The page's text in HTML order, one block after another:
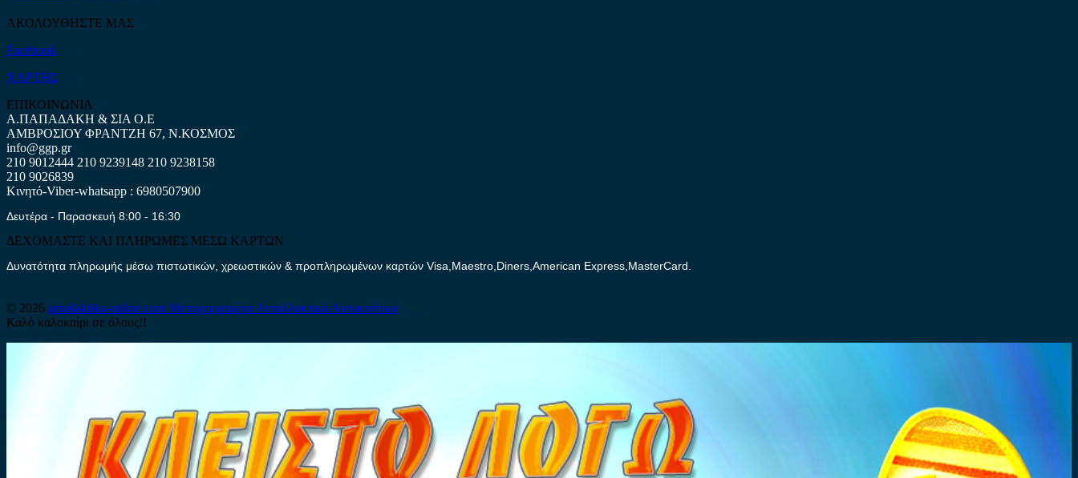
ΑΚΟΛΟΥΘΗΣΤΕ ΜΑΣ
Facebook
ΧΑΡΤΗΣ
ΕΠΙΚΟΙΝΩΝΙΑ
Α.ΠΑΠΑΔΑΚΗ & ΣΙΑ Ο.Ε
ΑΜΒΡΟΣΙΟΥ ΦΡΑΝΤΖΗ 67, Ν.ΚΟΣΜΟΣ
info@ggp.gr
210 9012444 210 9239148 210 9238158
210 9026839
Κινητό-Viber-whatsapp : 6980507900
Δευτέρα - Παρασκευή 8:00 - 16:30
ΔΕΧΟΜΑΣΤΕ ΚΑΙ ΠΛΗΡΩΜΕΣ ΜΕΣΩ ΚΑΡΤΩΝ
Δυνατότητα πληρωμής μέσω πιστωτικών, χρεωστικών & προπληρωμένων καρτών Visa,Maestro,Diners,American Express,MasterCard.
© 2026 antallaktika-online.com Μεταχειρισμένα Ανταλλακτικά Αυτοκινήτων
Καλό καλοκαίρι σε όλους!!